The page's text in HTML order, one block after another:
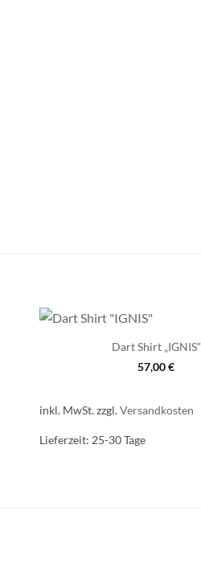
Dart Shirt „IGNIS“
57,00€
inkl. MwSt.zzgl.Versandkosten
Lieferzeit: 25-30 Tage